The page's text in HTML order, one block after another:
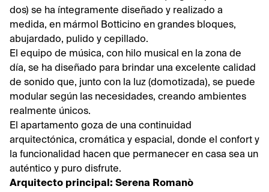
dos) se ha íntegramente diseñado y realizado a
medida, en mármol Botticino en grandes bloques,
abujardado, pulido y cepillado.
El equipo de música, con hilo musical en la zona de
día, se ha diseñado para brindar una excelente calidad
de sonido que, junto con la luz (domotizada), se puede
modular según las necesidades, creando ambientes
realmente únicos.
El apartamento goza de una continuidad
arquitectónica, cromática y espacial, donde el confort y
la funcionalidad hacen que permanecer en casa sea un
auténtico y puro disfrute.
Arquitecto principal: Serena Romanò